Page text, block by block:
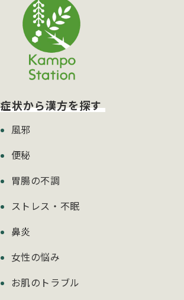
症状から漢方を探す
風邪
便秘
胃腸の不調
ストレス・不眠
鼻炎
女性の悩み
お肌のトラブル